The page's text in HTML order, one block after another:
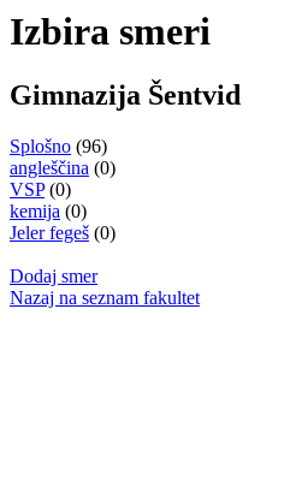
Izbira smeri
Gimnazija Šentvid
Splošno (96)
angleščina (0)
VSP(0)
kemija (0)
Jeler fegeš (0)
Dodaj smer
Nazaj na seznam fakultet